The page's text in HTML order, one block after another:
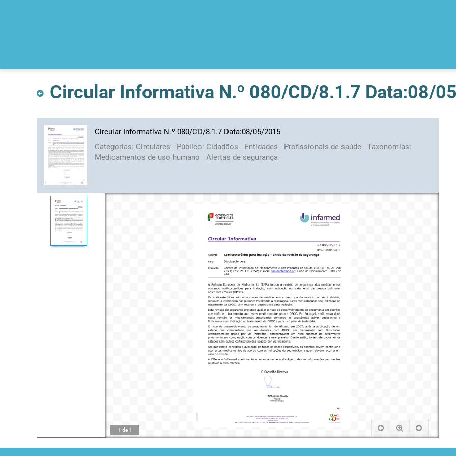
Circular Informativa N.º 080/CD/8.1.7 Data:08/
Circular Informativa N.º 080/CD/8.1.7 Data:08/05/2015
Categorias: Circulares Público: Cidadãos Entidades Profissionais de saúde
Taxonomias:
Medicamentos de uso humano
Alertas de segurança
1 de 1